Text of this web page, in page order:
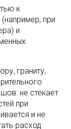
к
при
и
граниту,
не стекает
при
и не
расход